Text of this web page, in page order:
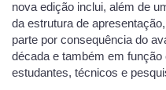
nova edição inclui, além de
da estrutura de
parte por consequência do
década e também em
estudantes, técnicos e